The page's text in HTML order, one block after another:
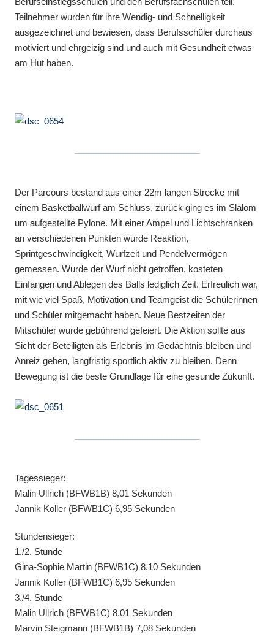
Teilnehmer wurden für ihre Wendig- und Schnelligkeit
ausgezeichnet und bewiesen, dass Berufsschüler durchaus
motiviert und ehrgeizig sind und auch mit Gesundheit etwas
am Hut haben.
Der Parcours bestand aus einer 22m langen Strecke mit
einem Basketballwurf am Schluss, zurück ging es im Slalom
um aufgestellte Pylone. Mit einer Ampel und Lichtschranken
an verschiedenen Punkten wurde Reaktion,
Sprintgeschwindigkeit, Wurfzeit und Pendelvermögen
gemessen. Wurde der Wurf nicht getroffen, kosteten
Einfangen und Ablegen des Balls lediglich Zeit. Erfreulich war,
mit wie viel Spaß, Motivation und Teamgeist die Schülerinnen
und Schüler mitgemacht haben. Neue Bestzeiten der
Mitschüler wurde gebührend gefeiert. Die Aktion sollte aus
Sicht der Beteiligten als Erlebnis im Gedächtnis bleiben und
Anreiz geben, langfristig sportlich aktiv zu bleiben. Denn
Bewegung ist die beste Grundlage für eine gesunde Zukunft.
Tagessieger:
Malin Ullrich (BFWB1B) 8,01 Sekunden
Jannik Koller (BFWB1C) 6,95 Sekunden
Stundensieger:
1./2. Stunde
Gina-Sophie Martin (BFWB1C) 8,10 Sekunden
Jannik Koller (BFWB1C) 6,95 Sekunden
3./4. Stunde
Malin Ullrich (BFWB1C) 8,01 Sekunden
Marvin Steigmann (BFWB1B) 7,08 Sekunden